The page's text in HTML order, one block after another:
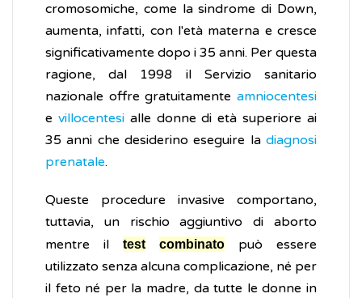
cromosomiche, come la sindrome di Down,
aumenta, infatti, con l'età materna e cresce
significativamente dopo i 35 anni. Per questa
ragione, dal 1998 il Servizio sanitario
nazionale offre gratuitamente amniocentesi
e villocentesialle donne di età superiore ai
35 anni che desiderino eseguire la diagnosi
prenatale.
Queste procedure invasive comportano,
tuttavia, un rischio aggiuntivo di aborto
mentre il test combinato può essere
utilizzato senza alcuna complicazione, né per
il feto né per la madre, da tutte le donne in